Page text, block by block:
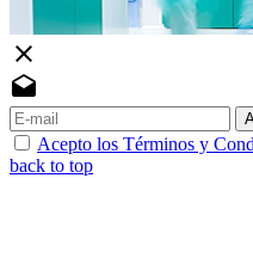
close
drafts
Acepto los Términos y
back to top